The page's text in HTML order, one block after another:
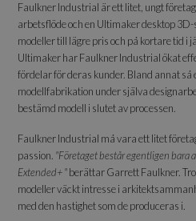
Faulkner Industrial är ett litet, ungt
arbetsflöde och en Ultimaker desktop
modeller till lägre pris och på kortare tid i
Ultimaker har Faulkner Industrial ökat
fördelar för deras kunder. Bland annat
modellfabrikation under själva
bestämd modell i slutet av processen.
Faulkner Industrial må vara ett litet
passion. "Företaget består egentligen bara
Extended+ "berättar Garrett Faulkner.
modeller väckt intresse i
med den hastighet som de produceras i.